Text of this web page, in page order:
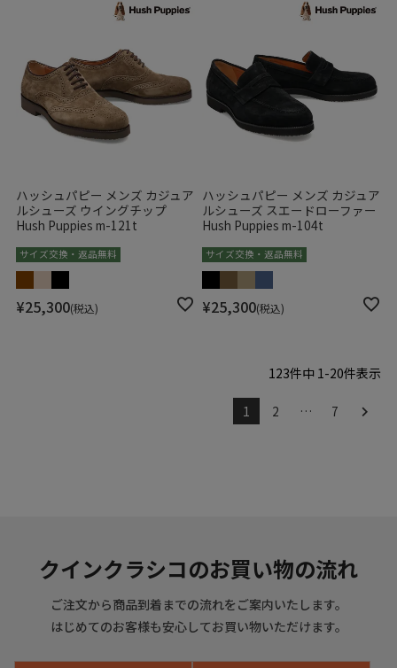
ハッシュパピー メンズ カジュア
ルシューズ ウイングチップ
Hush Puppies m-121t
サイズ交換・返品無料
¥25,300 税込
ハッシュパピー メンズ カジュア
ルシューズ スエードローファー
Hush Puppies m-104t
サイズ交換・返品無料
¥25,300 税込
123件中 1 -20件表示
1 2 … 7
クインクラシコのお買い物の流れ
ご注文から商品到着までの流れをご案内いたします。
はじめてのお客様も安心してお買い物いただけます。